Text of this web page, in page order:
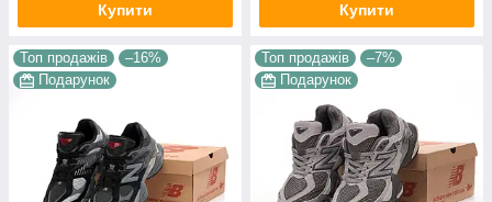
Купити Купити
Топ продажів
–16%
Подарунок
Топ продажів
–7%
Подарунок